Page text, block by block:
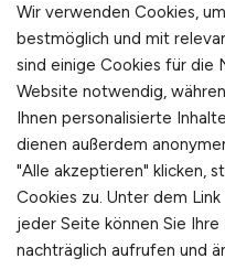
oder
Hochbau) bzw.
Qualifikation
Fundierte
Sicherer
Bau- und
normalen
Wir verwenden Cookies,
bestmöglich und mit
sind einige Cookies für die
Website notwendig,
Ihnen personalisierte
dienen außerdem
"Alle akzeptieren" klicken,
Cookies zu. Unter dem
jeder Seite können Sie
nachträglich aufrufen und